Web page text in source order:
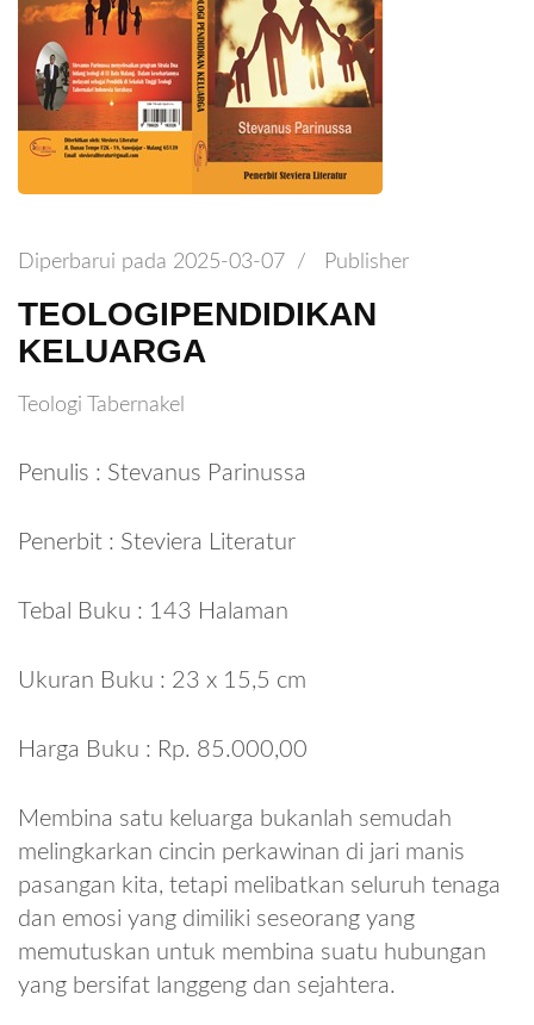
Diperbarui pada 2025-03-07 / Publisher
TEOLOGIPENDIDIKAN
KELUARGA
Teologi Tabernakel
Penulis : Stevanus Parinussa
Penerbit : Steviera Literatur
Tebal Buku : 143 Halaman
Ukuran Buku : 23 x 15,5 cm
Harga Buku : Rp. 85.000,00
Membina satu keluarga bukanlah semudah
melingkarkan cincin perkawinan di jari manis
pasangan kita, tetapi melibatkan seluruh tenaga
dan emosi yang dimiliki seseorang yang
memutuskan untuk membina suatu hubungan
yang bersifat langgeng dan sejahtera.